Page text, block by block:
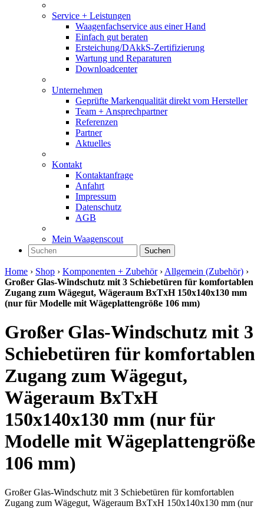
Service + Leistungen
Waagenfachservice aus einer Hand
Einfach gut beraten
Ersteichung/DAkkS-Zertifizierung
Wartung und Reparaturen
Downloadcenter
Unternehmen
Geprüfte Markenqualität direkt vom Hersteller
Team + Ansprechpartner
Referenzen
Partner
Aktuelles
Kontakt
Kontaktanfrage
Anfahrt
Impressum
Datenschutz
AGB
Mein Waagenscout
Suchen
Home › Shop › Komponenten + Zubehör› Allgemein (Zubehör) ›
Großer Glas-Windschutz mit 3 Schiebetüren für komfortablen
Zugang zum Wägegut, Wägeraum BxTxH 150x140x130 mm
(nur für Modelle mit Wägeplattengröße 106 mm)
Großer Glas-Windschutz mit 3
Schiebetüren für komfortablen
Zugang zum Wägegut,
Wägeraum BxTxH
150x140x130 mm (nur für
Modelle mit Wägeplattengröße
106 mm)
Großer Glas-Windschutz mit 3 Schiebetüren für komfortablen
Zugang zum Wägegut, Wägeraum BxTxH 150x140x130 mm (nur